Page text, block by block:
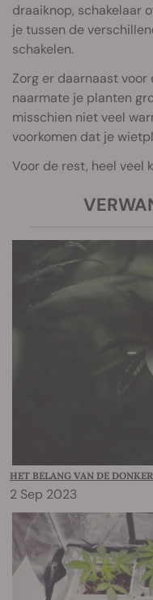
draaiknop, schakelaar
je tussen de
schakelen.
Zorg er daarnaast
naarmate je planten
misschien niet veel
voorkomen dat je
Voor de rest, heel veel
HET BELANG VAN DE
2 Sep 2023